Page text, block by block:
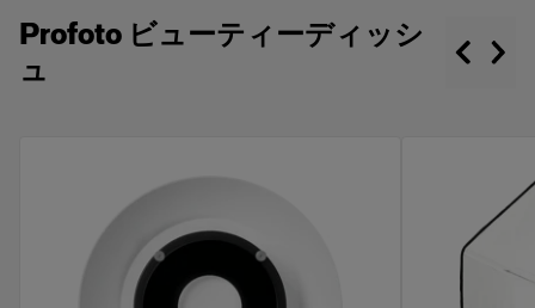
Profoto ビューティーディッシ
ュ